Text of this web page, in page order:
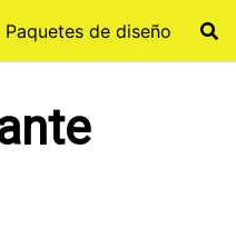
Paquetes de diseño